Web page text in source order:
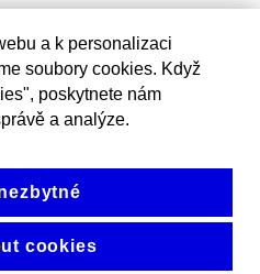
a k personalizaci
soubory cookies. Když
poskytnete nám
a analýze.
cookies